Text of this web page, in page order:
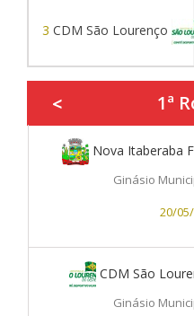
3 CDM São Lourenço
< 1ª
Nova Itaberaba
Ginásio
20/
CDM São
Ginásio